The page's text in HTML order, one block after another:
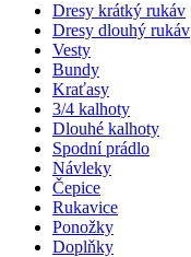
Dresy krátký rukáv
Dresy dlouhý rukáv
Vesty
Bundy
Kraťasy
3/4 kalhoty
Dlouhé kalhoty
Spodní prádlo
Návleky
Čepice
Rukavice
Ponožky
Doplňky